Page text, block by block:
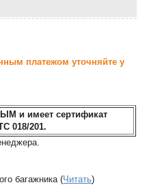
платежом уточняйте у
и имеет сертификат
018/201.
багажника (Читать)